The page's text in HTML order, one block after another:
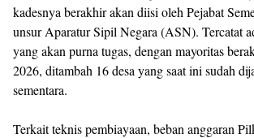
kadesnya berakhir akan diisi oleh Pejabat
unsur Aparatur Sipil Negara (ASN). Tercatat
yang akan purna tugas, dengan mayoritas
2026, ditambah 16 desa yang saat ini sudah
sementara.
Terkait teknis pembiayaan, beban anggaran